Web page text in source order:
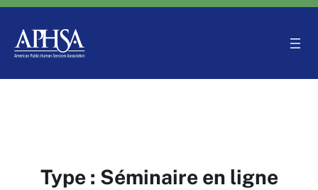
Aller
contenu
Type : Séminaire en ligne